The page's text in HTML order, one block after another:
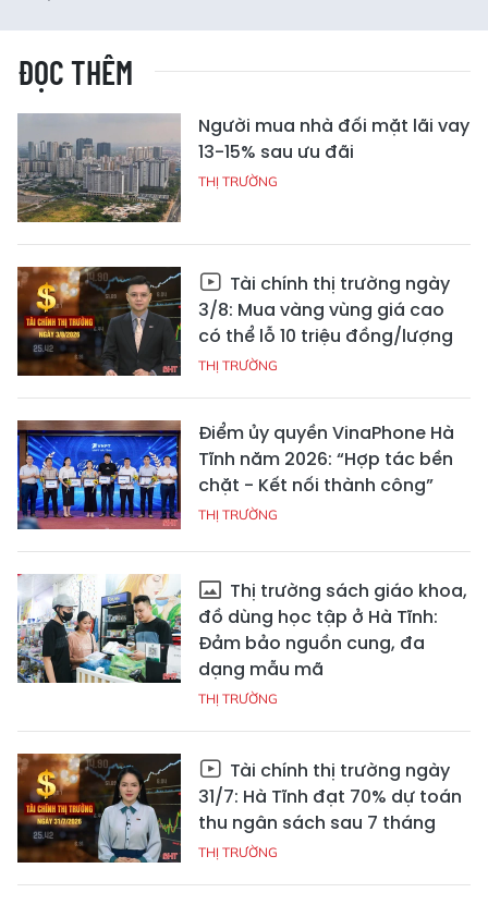
ĐỌC THÊM
Người mua nhà đối mặt lãi vay
13-15% sau ưu đãi
THỊ TRƯỜNG
Tài chính thị trường ngày
3/8: Mua vàng vùng giá cao
có thể lỗ 10 triệu đồng/lượng
THỊ TRƯỜNG
Điểm ủy quyền VinaPhone Hà
Tĩnh năm 2026: “Hợp tác bền
chặt - Kết nối thành công”
THỊ TRƯỜNG
Thị trường sách giáo khoa,
đồ dùng học tập ở Hà Tĩnh:
Đảm bảo nguồn cung, đa
dạng mẫu mã
THỊ TRƯỜNG
Tài chính thị trường ngày
31/7: Hà Tĩnh đạt 70% dự toán
thu ngân sách sau 7 tháng
THỊ TRƯỜNG